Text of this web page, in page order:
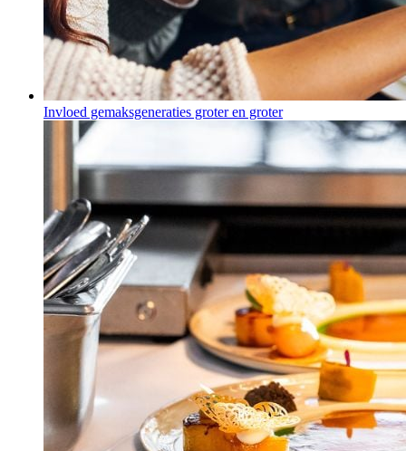
Invloed gemaksgeneraties groter en groter